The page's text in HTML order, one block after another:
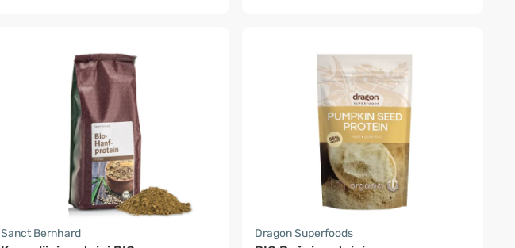
Sanct Bernhard Dragon Superfoods